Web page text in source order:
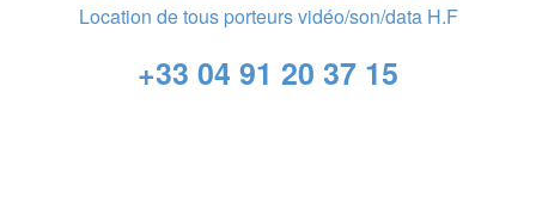
Location de tous porteurs vidéo/son/data H.F
+33 04 91 20 37 15